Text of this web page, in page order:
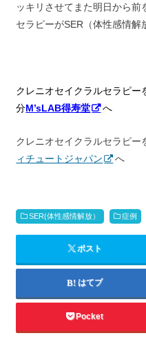
ッキリさせてまた明日から前
セラピーがSER（体性感情解
クレニオセイクラルセラピ
分M’sLAB得寿堂 へ
クレニオセイクラルセラピー
ィチュートジャパン
へ
SER(体性感情解放） 症例
ポスト
はてブ
Pocket